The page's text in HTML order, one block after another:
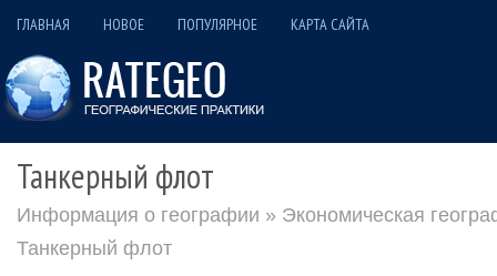
ГЛАВНАЯ НОВОЕ ПОПУЛЯРНОЕ КАРТА САЙТА
Танкерный флот
Информация о географии » Экономическая
Танкерный флот